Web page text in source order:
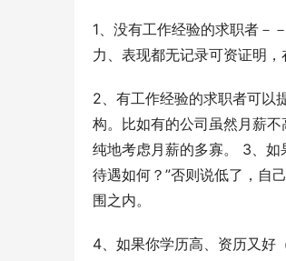
1、没有工作经验的求职者－
力、表现都无记录可资证明，
2、有工作经验的求职者可以
构。比如有的公司虽然月薪
纯地考虑月薪的多寡。 3、如
待遇如何？”否则说低了，自
围之内。
4、如果你学历高、资历又好